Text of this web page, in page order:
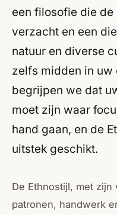
een filosofie die
verzacht en een
natuur en diverse
zelfs midden in uw
begrijpen we dat
moet zijn waar
hand gaan, en de
uitstek geschikt.
De Ethnostijl, met
patronen, handwerk